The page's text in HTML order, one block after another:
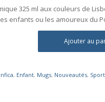
325 ml aux couleurs de
enfants ou les amoureux du
Ajouter au
, Enfant, Mugs, Nouveautés,